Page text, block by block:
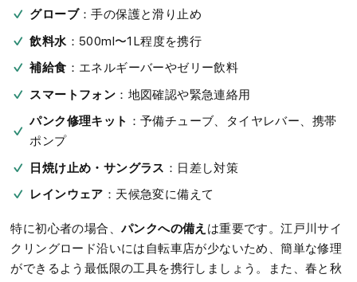
グローブ：手の保護と滑り止め
飲料水：500ml〜1L程度を携行
補給食 ：エネルギーバーやゼリー飲料
スマートフォン ：地図確認や緊急連絡用
パンク修理キット ：予備チューブ、タイヤレバー、携帯
ポンプ
日焼け止め・サングラス ：日差し対策
レインウェア ：天候急変に備えて
特に初心者の場合、パンクへの備え は重要です。江戸川サイ
クリングロード沿いには自転車店が少ないため、簡単な修理
ができるよう最低限の工具を携行しましょう。また、春と秋